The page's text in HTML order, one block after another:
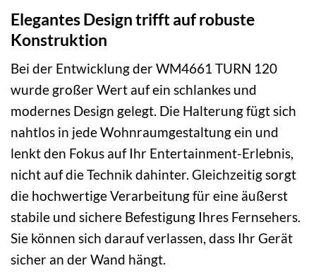
Elegantes Design trifft auf robuste
Konstruktion
Bei der Entwicklung der WM4661 TURN 120
wurde großer Wert auf ein schlankes und
modernes Design gelegt. Die Halterung fügt sich
nahtlos in jede Wohnraumgestaltung ein und
lenkt den Fokus auf Ihr Entertainment-Erlebnis,
nicht auf die Technik dahinter. Gleichzeitig sorgt
die hochwertige Verarbeitung für eine äußerst
stabile und sichere Befestigung Ihres Fernsehers.
Sie können sich darauf verlassen, dass Ihr Gerät
sicher an der Wand hängt.